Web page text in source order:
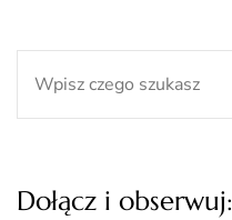
Dołącz i obserwuj: